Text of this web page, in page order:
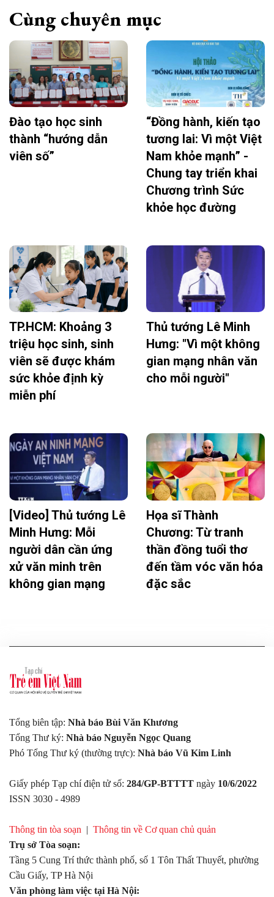
Cùng chuyên mục
Đào tạo học sinh
thành “hướng dẫn
viên số”
“Đồng hành, kiến tạo
tương lai: Vì một Việt
Nam khỏe mạnh” -
Chung tay triển khai
Chương trình Sức
khỏe học đường
TP.HCM: Khoảng 3
triệu học sinh, sinh
viên sẽ được khám
sức khỏe định kỳ
miễn phí
Thủ tướng Lê Minh
Hưng: "Vì một không
gian mạng nhân văn
cho mỗi người"
[Video] Thủ tướng Lê
Minh Hưng: Mỗi
người dân cần ứng
xử văn minh trên
không gian mạng
Họa sĩ Thành
Chương: Từ tranh
thần đồng tuổi thơ
đến tầm vóc văn hóa
đặc sắc
Tổng biên tập: Nhà báo Bùi Văn Khương
Tổng Thư ký: Nhà báo Nguyễn Ngọc Quang
Phó Tổng Thư ký (thường trực): Nhà báo Vũ Kim Linh
Giấy phép Tạp chí điện tử số: 284/GP-BTTTT ngày 10/6/2022
ISSN 3030 - 4989
Thông tin tòa soạn | Thông tin về Cơ quan chủ quản
Trụ sở Tòa soạn:
Tầng 5 Cung Trí thức thành phố, số 1 Tôn Thất Thuyết, phường
Cầu Giấy, TP Hà Nội
Văn phòng làm việc tại Hà Nội: